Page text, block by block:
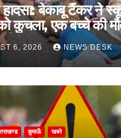
हादसा: बेकाबू टैंकर ने
कुचला, एक बच्चे की
6, 2026 NEWS DESK
कुमाऊँ खबरे